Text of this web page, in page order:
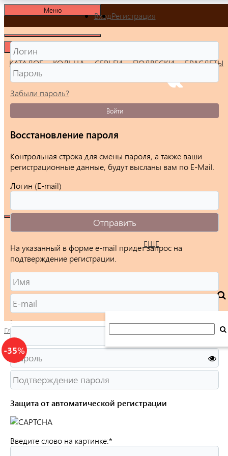
Меню
КАТАЛОГ КОЛЬЦА СЕРЬГИ ПОДВЕСКИ БРАСЛЕТЫ
ЕЩЕ
Главная /
-35%
ВходРегистрация
Забыли пароль?
Войти
Восстановление пароля
Контрольная строка для смены пароля, а также ваши
регистрационные данные, будут высланы вам по E-Mail.
Логин (E-mail)
На указанный в форме e-mail придет запрос на
подтверждение регистрации.
:
Защита от автоматической регистрации
Введите слово на картинке:*